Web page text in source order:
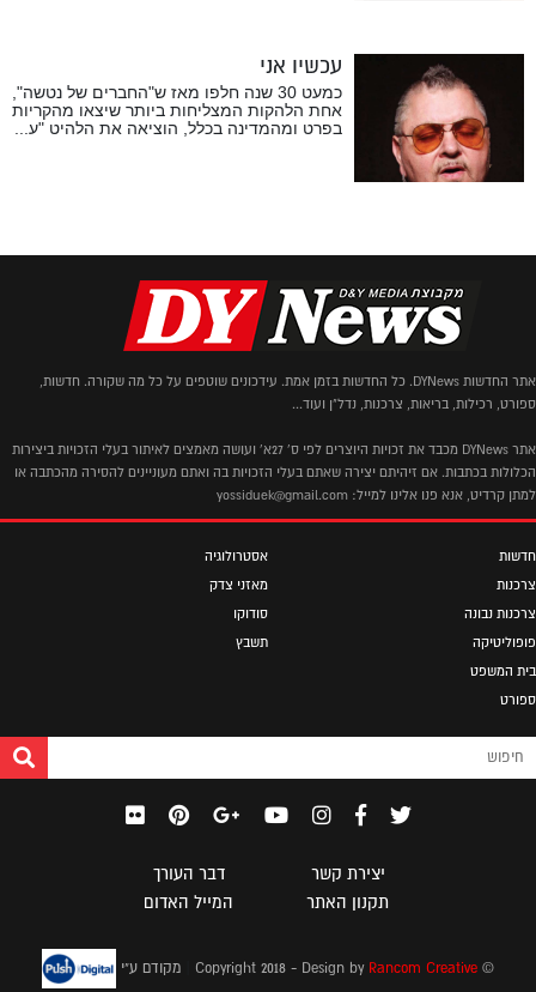
עכשיו אני
כמעט 30 שנה חלפו מאז ש"החברים של נטשה",
אחת הלהקות המצליחות ביותר שיצאו מהקריות
בפרט ומהמדינה בכלל, הוציאה את הלהיט "ע...
אתר החדשות DYNews. כל החדשות בזמן אמת. עידכונים שוטפים על כל מה שקורה. חדשות,
ספורט, רכילות, בריאות, צרכנות, נדל"ן ועוד...
אתר DYNews מכבד את זכויות היוצרים לפי ס' 27א' ועושה מאמצים לאיתור בעלי הזכויות ביצירות
הכלולות בכתבות. אם זיהיתם יצירה שאתם בעלי הזכויות בה ואתם מעוניינים להסירה מהכתבה או
למתן קרדיט, אנא פנו אלינו למייל: yossiduek@gmail.com
חדשות
צרכנות
צרכנות נבונה
פופוליטיקה
בית המשפט
ספורט
אסטרולוגיה
מאזני צדק
סודוקו
תשבץ
יצירת קשר
דבר העורך
תקנון האתר
המייל האדום
© Copyright 2018 - Design by
Rancom Creative מקודם ע"י